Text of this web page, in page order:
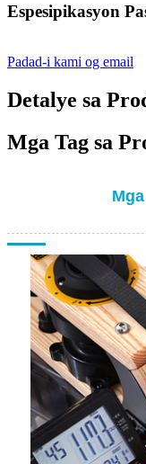
Espesipikasyon
Padad-i kami og email
Detalye sa
Mga Tag sa